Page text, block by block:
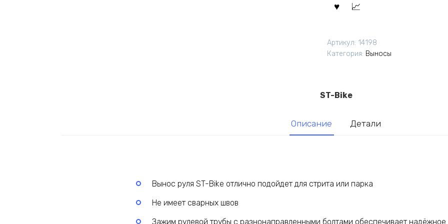
Артикул: 14198
Категория: Выносы
ST-Bike
Описание Детали
Вынос руля ST-Bike отлично подойдет для стрита или парка
Не имеет сварных швов
Зажим рулевой трубы с разнонаправленными болтами обеспечивает надёжное